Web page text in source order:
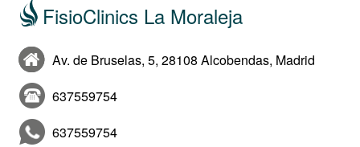
FisioClinics La Moraleja
Av. de Bruselas, 5, 28108 Alcobendas, Madrid
637559754
637559754